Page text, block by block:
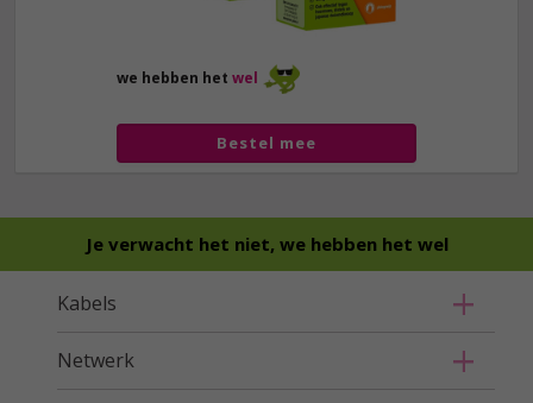
we hebben het wel
Bestel mee
Je verwacht het niet, we hebben het wel
Kabels
Netwerk